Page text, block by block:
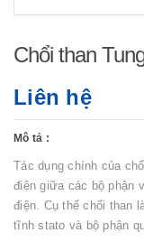
Chổi than
Liên hệ
Mô tả :
Tác dụng chính của
điện giữa các bộ phận
điện. Cụ thể chổi than
tĩnh stato và bộ phận